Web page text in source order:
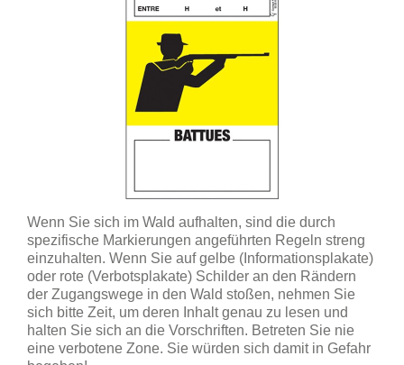
Wenn Sie sich im Wald aufhalten, sind die durch
spezifische Markierungen angeführten Regeln streng
einzuhalten. Wenn Sie auf gelbe (Informationsplakate)
oder rote (Verbotsplakate) Schilder an den Rändern
der Zugangswege in den Wald stoßen, nehmen Sie
sich bitte Zeit, um deren Inhalt genau zu lesen und
halten Sie sich an die Vorschriften. Betreten Sie nie
eine verbotene Zone. Sie würden sich damit in Gefahr